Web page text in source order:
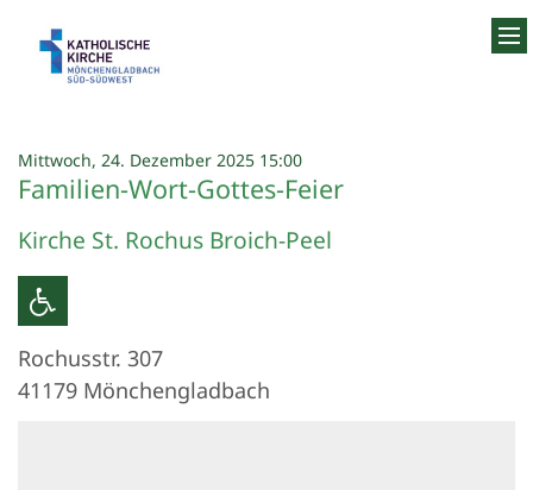
Mittwoch, 24. Dezember 2025 15:00:
Familien-Wort-Gottes-Feier
Kirche St. Rochus Broich-Peel
Rochusstr. 307
41179 Mönchengladbach